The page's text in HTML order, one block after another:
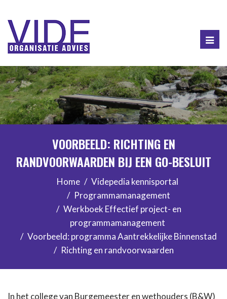
VOORBEELD: RICHTING EN
RANDVOORWAARDEN BIJ EEN GO-BESLUIT
Home
Videpedia kennisportal
Programmamanagement
Werkboek Effectief project- en
programmamanagement
Voorbeeld: programma Aantrekkelijke Binnenstad
Richting en randvoorwaarden
In het college van Burgemeester en wethouders (B&W)